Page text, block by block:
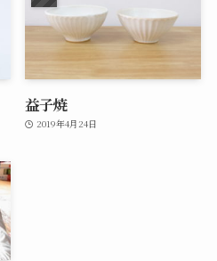
益子焼
2019年4月24日